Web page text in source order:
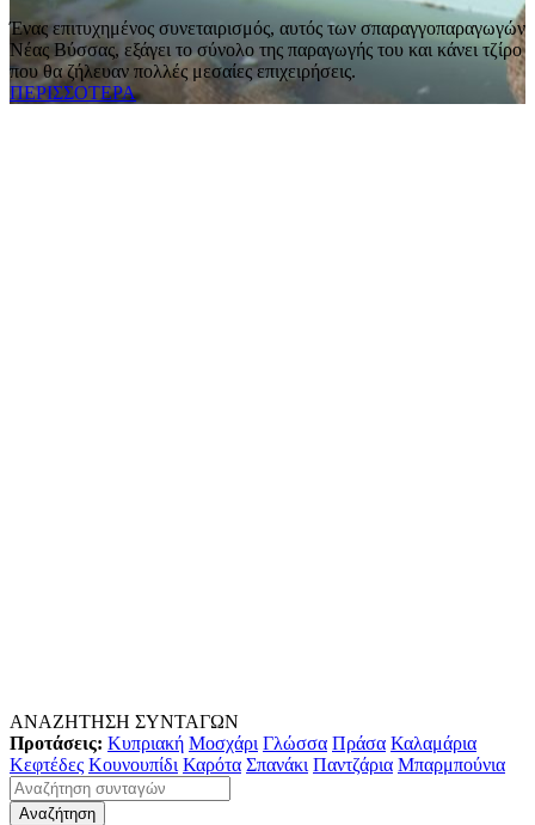
Ένας επιτυχημένος συνεταιρισμός, αυτός των σπαραγγοπαραγωγών
Νέας Βύσσας, εξάγει το σύνολο της παραγωγής του και κάνει τζίρο
που θα ζήλευαν πολλές μεσαίες επιχειρήσεις.
ΠΕΡΙΣΣΟΤΕΡΑ
ΑΝΑΖΗΤΗΣΗ ΣΥΝΤΑΓΩΝ
Προτάσεις: Κυπριακή Μοσχάρι Γλώσσα Πράσα Καλαμάρια
Κεφτέδες Κουνουπίδι Καρότα Σπανάκι Παντζάρια Μπαρμπούνια